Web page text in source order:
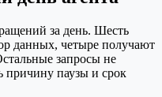
за день. Шесть
данных, четыре получают
запросы не
причину паузы и срок